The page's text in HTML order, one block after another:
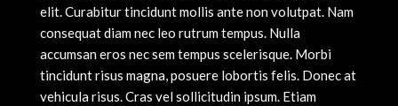
elit. Curabitur tincidunt mollis ante non volutpat. Nam
consequat diam nec leo rutrum tempus. Nulla
accumsan eros nec sem tempus scelerisque. Morbi
tincidunt risus magna, posuere lobortis felis. Donec at
vehicula risus. Cras vel sollicitudin ipsum. Etiam